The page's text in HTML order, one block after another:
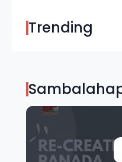
Trending